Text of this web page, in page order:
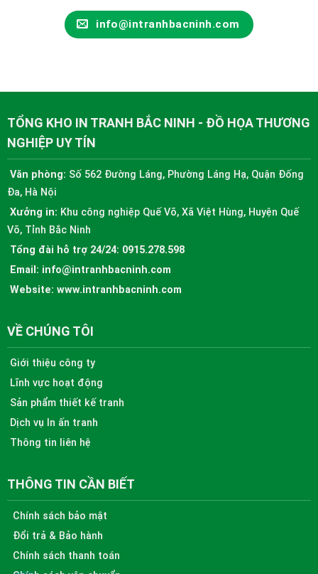
info@intranhbacninh.com
TỔNG KHO IN TRANH BẮC NINH - ĐỒ HỌA THƯƠNG
NGHIỆP UY TÍN
Văn phòng: Số 562 Đường Láng, Phường Láng Hạ, Quận Đống
Đa, Hà Nội
Xưởng in: Khu công nghiệp Quế Võ, Xã Việt Hùng, Huyện Quế
Võ, Tỉnh Bắc Ninh
Tổng đài hỗ trợ 24/24: 0915.278.598
Email: info@intranhbacninh.com
Website: www.intranhbacninh.com
VỀ CHÚNG TÔI
Giới thiệu công ty
Lĩnh vực hoạt động
Sản phẩm thiết kế tranh
Dịch vụ In ấn tranh
Thông tin liên hệ
THÔNG TIN CẦN BIẾT
Chính sách bảo mật
Đổi trả & Bảo hành
Chính sách thanh toán